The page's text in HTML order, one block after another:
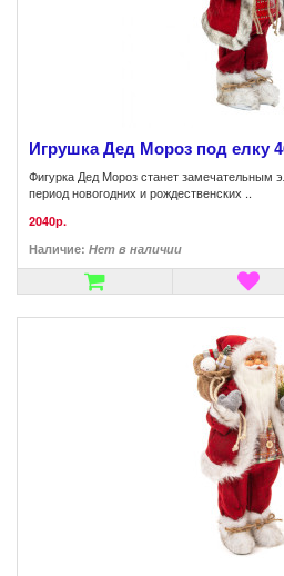
Игрушка Дед Мороз под елку
Фигурка Дед Мороз станет замечательным
период новогодних и рождественских ..
2040р.
Наличие: Нет в наличии